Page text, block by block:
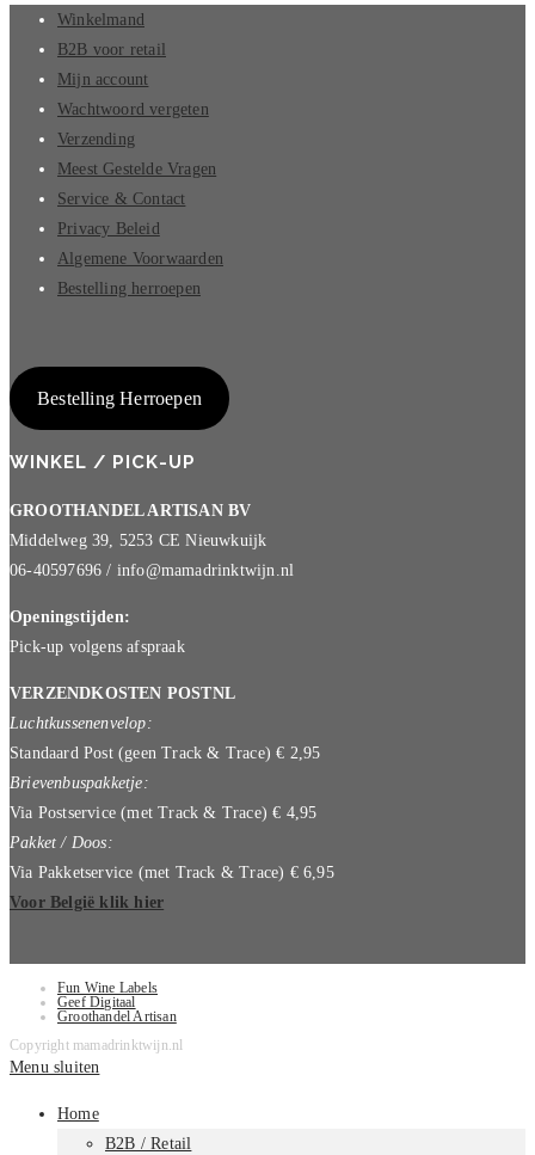
Winkelmand
B2B voor retail
Mijn account
Wachtwoord vergeten
Verzending
Meest Gestelde Vragen
Service & Contact
Privacy Beleid
Algemene Voorwaarden
Bestelling herroepen
Bestelling Herroepen
WINKEL / PICK-UP
GROOTHANDEL ARTISAN BV
Middelweg 39, 5253 CE Nieuwkuijk
06-40597696 / info@mamadrinktwijn.nl
Openingstijden:
Pick-up volgens afspraak
VERZENDKOSTEN POSTNL
Luchtkussenenvelop:
Standaard Post (geen Track & Trace) € 2,95
Brievenbuspakketje:
Via Postservice (met Track & Trace) € 4,95
Pakket / Doos:
Via Pakketservice (met Track & Trace) € 6,95
Voor België klik hier
Fun Wine Labels
Geef Digitaal
Groothandel Artisan
Copyright mamadrinktwijn.nl
Menu sluiten
Home
B2B / Retail